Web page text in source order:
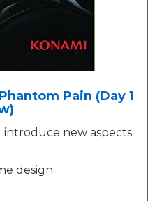
Pain (Day 1
introduce new aspects
design